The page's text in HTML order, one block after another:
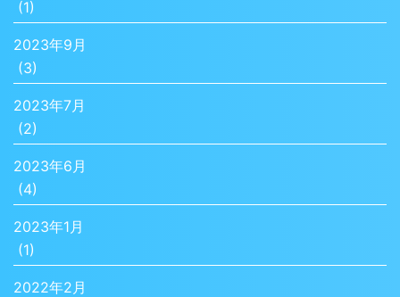
(1)
2023年9月
(3)
2023年7月
(2)
2023年6月
(4)
2023年1月
(1)
2022年2月